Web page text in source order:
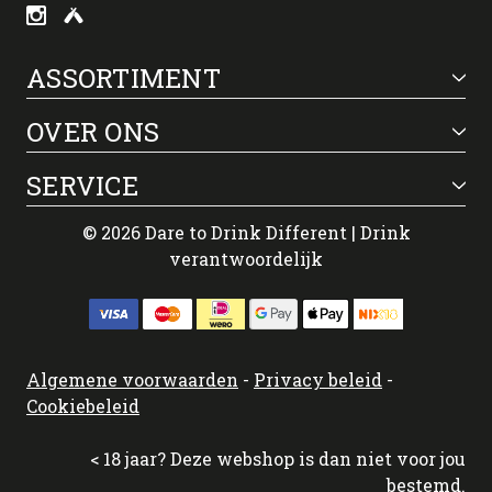
ASSORTIMENT
OVER ONS
SERVICE
© 2026 Dare to Drink Different | Drink
verantwoordelijk
Algemene voorwaarden - Privacy beleid -
Cookiebeleid
< 18 jaar? Deze webshop is dan niet voor jou
bestemd.